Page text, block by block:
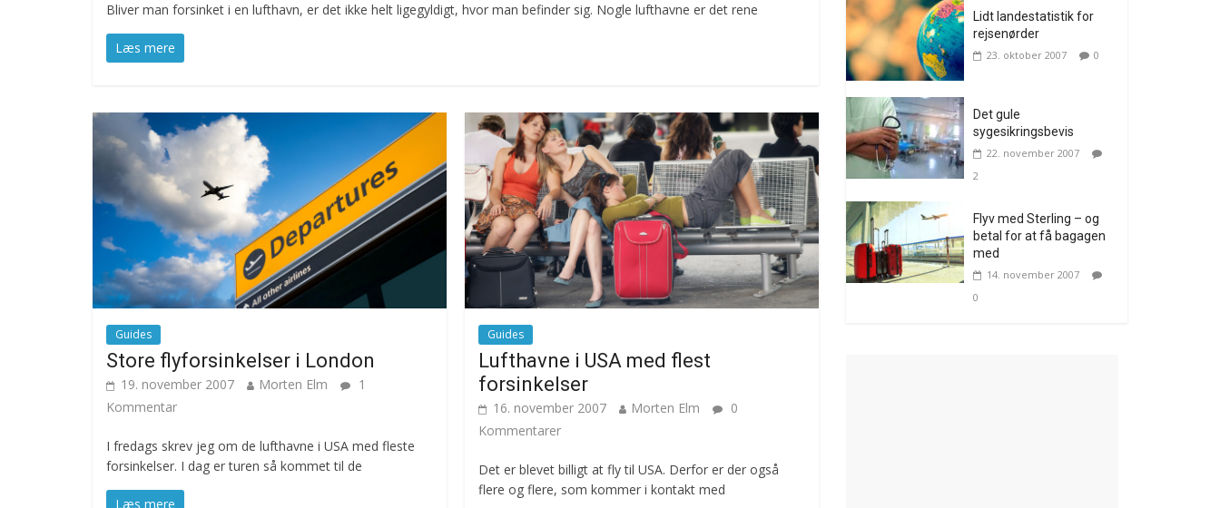
Bliver man forsinket i en lufthavn, er det ikke helt ligegyldigt, hvor man befinder sig. Nogle lufthavne er det rene
Læs mere
Guides
Store flyforsinkelser i London
19. november 2007 Morten Elm
1
Kommentar
I fredags skrev jeg om de lufthavne i USA med fleste
forsinkelser. I dag er turen så kommet til de
Læs mere
Guides
Lufthavne i USA med flest
forsinkelser
16. november 2007 Morten Elm
0
Kommentarer
Det er blevet billigt at fly til USA. Derfor er der også
flere og flere, som kommer i kontakt med
Lidt landestatistik for
rejsenørder
23. oktober 2007 0
Det gule
sygesikringsbevis
22. november 2007
2
Flyv med Sterling – og
betal for at få bagagen
med
14. november 2007
0